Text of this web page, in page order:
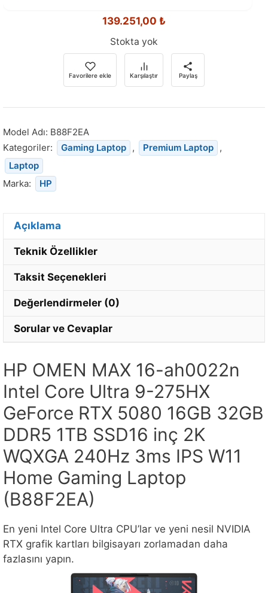
139.251,00 ₺
Stokta yok
Favorilere ekle Karşılaştır Paylaş
Model Adı: B88F2EA
Kategoriler:
Gaming Laptop , Premium Laptop ,
Laptop
Marka:
HP
Açıklama
Teknik Özellikler
Taksit Seçenekleri
Değerlendirmeler (0)
Sorular ve Cevaplar
HP OMEN MAX 16-ah0022n
Intel Core Ultra 9-275HX
GeForce RTX 5080 16GB 32GB
DDR5 1TB SSD16 inç 2K
WQXGA 240Hz 3ms IPS W11
Home Gaming Laptop
(B88F2EA)
En yeni Intel Core Ultra CPU’lar ve yeni nesil NVIDIA
RTX grafik kartları bilgisayarı zorlamadan daha
fazlasını yapın.